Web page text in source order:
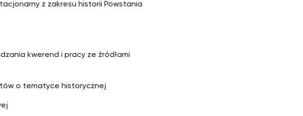
z zakresu historii Powstania
kwerend i pracy ze źródłami
o tematyce historycznej